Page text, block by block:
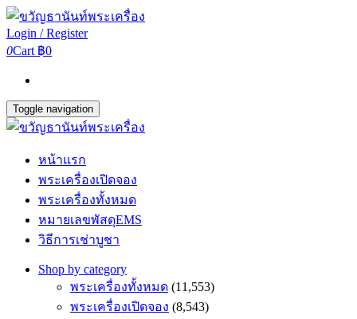
Login / Register
0Cart ฿0
Toggle navigation
หน้าแรก
พระเครื่องเปิดจอง
พระเครื่องทั้งหมด
หมายเลขพัสดุEMS
วิธีการเช่าบูชา
Shop by category
พระเครื่องทั้งหมด (11,553)
พระเครื่องเปิดจอง (8,543)